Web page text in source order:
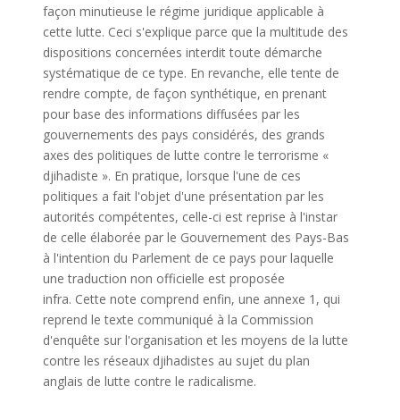
façon minutieuse le régime juridique applicable à
cette lutte. Ceci s'explique parce que la multitude des
dispositions concernées interdit toute démarche
systématique de ce type. En revanche, elle tente de
rendre compte, de façon synthétique, en prenant
pour base des informations diffusées par les
gouvernements des pays considérés, des grands
axes des politiques de lutte contre le terrorisme «
djihadiste ». En pratique, lorsque l'une de ces
politiques a fait l'objet d'une présentation par les
autorités compétentes, celle-ci est reprise à l'instar
de celle élaborée par le Gouvernement des Pays-Bas
à l'intention du Parlement de ce pays pour laquelle
une traduction non officielle est proposée
infra. Cette note comprend enfin, une annexe 1, qui
reprend le texte communiqué à la Commission
d'enquête sur l'organisation et les moyens de la lutte
contre les réseaux djihadistes au sujet du plan
anglais de lutte contre le radicalisme.